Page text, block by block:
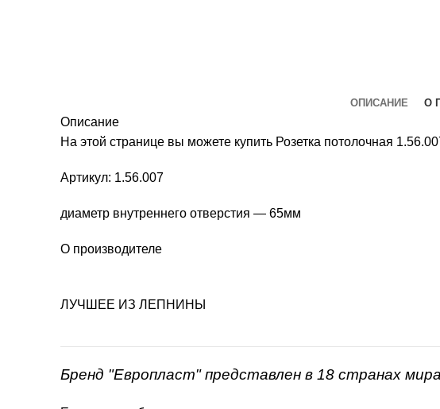
ОПИСАНИЕ О
Описание
На этой странице вы можете купить Розетка потолочная
Артикул: 1.56.007
диаметр внутреннего отверстия — 65мм
О производителе
ЛУЧШЕЕ ИЗ ЛЕПНИНЫ
Бренд "Европласт" представлен в 18 странах